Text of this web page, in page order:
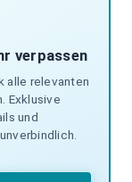
verpassen
alle relevanten
Exklusive
und